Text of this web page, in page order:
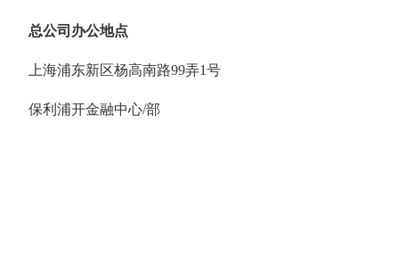
总公司办公地点
上海浦东新区杨高南路99弄1号
保利浦开金融中心/部